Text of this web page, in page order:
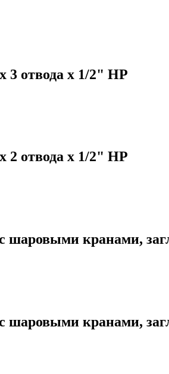
3 отвода х 1/2" НР
2 отвода х 1/2" НР
шаровыми кранами,
шаровыми кранами,